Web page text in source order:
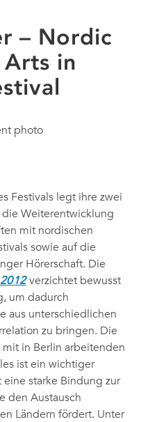
– Nordic
Arts in
Festivals legt ihre zwei
Weiterentwicklung
mit nordischen
sowie auf die
Hörerschaft. Die
verzichtet bewusst
um dadurch
aus unterschiedlichen
zu bringen. Die
in Berlin arbeitenden
ist ein wichtiger
starke Bindung zur
den Austausch
Ländern fördert. Unter